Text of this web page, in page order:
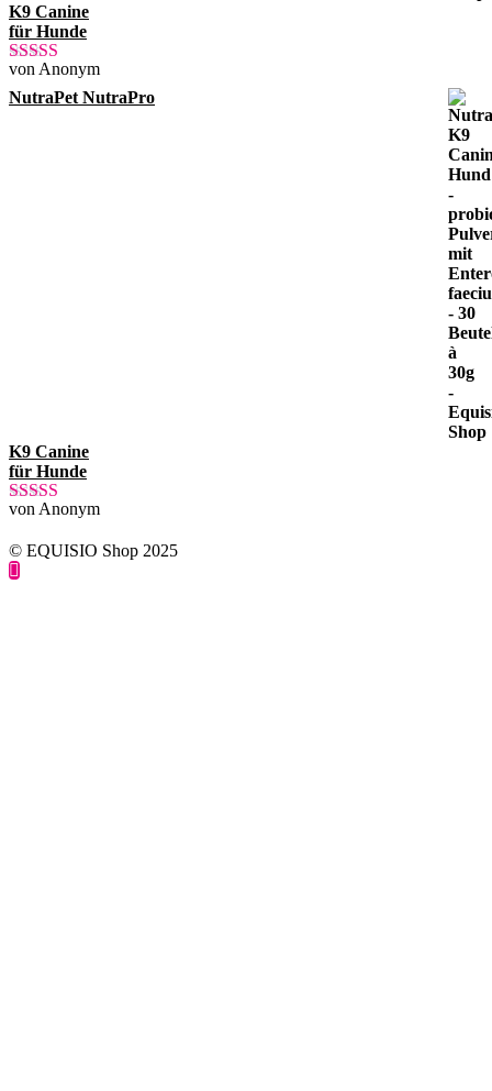
K9 Canine
für Hunde
Bewertet mit
5von 5
von Anonym
NutraPet NutraPro
K9 Canine
für Hunde
Bewertet mit
von Anonym
© EQUISIO Shop 2025